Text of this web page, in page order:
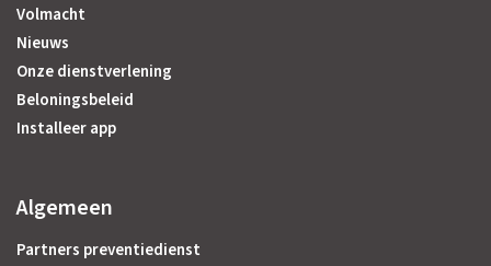
Volmacht
Nieuws
Onze dienstverlening
Beloningsbeleid
Installeer app
Algemeen
Partners preventiedienst